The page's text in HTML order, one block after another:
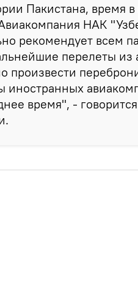
Пакистана, время в
НАК
рекомендует всем
перелеты из
произвести
иностранных
время", -